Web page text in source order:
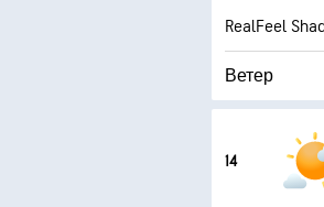
RealFeel
Ветер
Влажность
14